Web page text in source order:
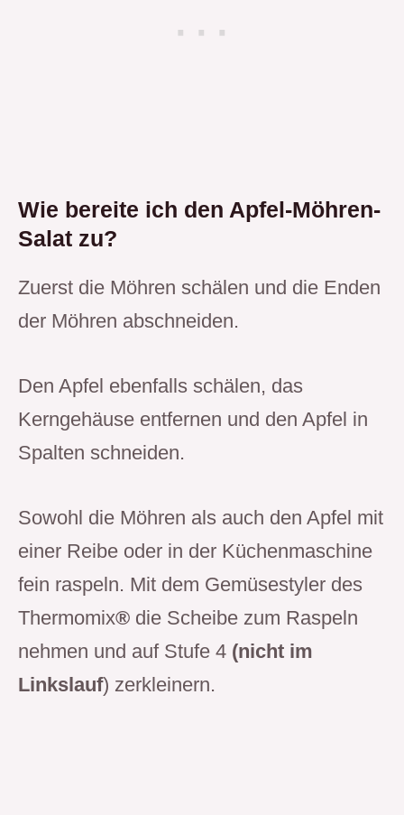
Wie bereite ich den Apfel-Möhren-
Salat zu?
Zuerst die Möhren schälen und die Enden
der Möhren abschneiden.
Den Apfel ebenfalls schälen, das
Kerngehäuse entfernen und den Apfel in
Spalten schneiden.
Sowohl die Möhren als auch den Apfel mit
einer Reibe oder in der Küchenmaschine
fein raspeln. Mit dem Gemüsestyler des
Thermomix® die Scheibe zum Raspeln
nehmen und auf Stufe 4 (nicht im
Linkslauf) zerkleinern.